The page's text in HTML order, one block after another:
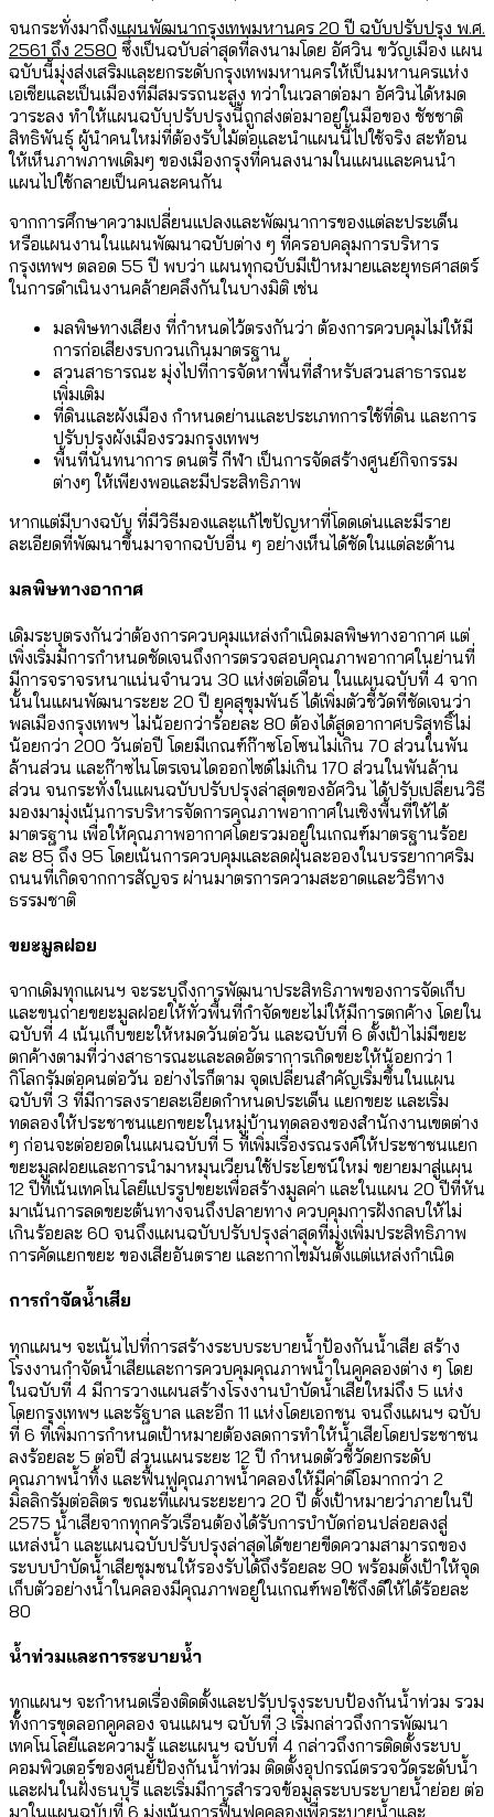
จนกระทั่งมาถึงแผนพัฒนากรุงเทพมหานคร 20 ปี ฉบับปรับปรุง พ.ศ.
2561 ถึง 2580 ซึ่งเป็นฉบับล่าสุดที่ลงนามโดย อัศวิน ขวัญเมือง แผน
ฉบับนี้มุ่งส่งเสริมและยกระดับกรุงเทพมหานครให้เป็นมหานครแห่ง
เอเชียและเป็นเมืองที่มีสมรรถนะสูง ทว่าในเวลาต่อมา อัศวินได้หมด
วาระลง ทำให้แผนฉบับปรับปรุงนี้ถูกส่งต่อมาอยู่ในมือของ ชัชชาติ
สิทธิพันธุ์ ผู้นำคนใหม่ที่ต้องรับไม้ต่อและนำแผนนี้ไปใช้จริง สะท้อน
ให้เห็นภาพภาพเดิมๆ ของเมืองกรุงที่คนลงนามในแผนและคนนำ
แผนไปใช้กลายเป็นคนละคนกัน
จากการศึกษาความเปลี่ยนแปลงและพัฒนาการของแต่ละประเด็น
หรือแผนงานในแผนพัฒนาฉบับต่าง ๆ ที่ครอบคลุมการบริหาร
กรุงเทพฯ ตลอด 55 ปี พบว่า แผนทุกฉบับมีเป้าหมายและยุทธศาสตร์
ในการดำเนินงานคล้ายคลึงกันในบางมิติ เช่น
มลพิษทางเสียง ที่กำหนดไว้ตรงกันว่า ต้องการควบคุมไม่ให้มี
การก่อเสียงรบกวนเกินมาตรฐาน
สวนสาธารณะ มุ่งไปที่การจัดหาพื้นที่สำหรับสวนสาธารณะ
เพิ่มเติม
ที่ดินและผังเมือง กำหนดย่านและประเภทการใช้ที่ดิน และการ
ปรับปรุงผังเมืองรวมกรุงเทพฯ
พื้นที่นันทนาการ ดนตรี กีฬา เป็นการจัดสร้างศูนย์กิจกรรม
ต่างๆ ให้เพียงพอและมีประสิทธิภาพ
หากแต่มีบางฉบับ ที่มีวิธีมองและแก้ไขปัญหาที่โดดเด่นและมีราย
ละเอียดที่พัฒนาขึ้นมาจากฉบับอื่น ๆ อย่างเห็นได้ชัดในแต่ละด้าน
มลพิษทางอากาศ
เดิมระบุตรงกันว่าต้องการควบคุมแหล่งกำเนิดมลพิษทางอากาศ แต่
เพิ่งเริ่มมีการกำหนดชัดเจนถึงการตรวจสอบคุณภาพอากาศในย่านที่
มีการจราจรหนาแน่นจำนวน 30 แห่งต่อเดือน ในแผนฉบับที่ 4 จาก
นั้นในแผนพัฒนาระยะ 20 ปี ยุคสุขุมพันธ์ ได้เพิ่มตัวชี้วัดที่ชัดเจนว่า
พลเมืองกรุงเทพฯ ไม่น้อยกว่าร้อยละ 80 ต้องได้สูดอากาศบริสุทธิ์ไม่
น้อยกว่า 200 วันต่อปี โดยมีเกณฑ์ก๊าซโอโซนไม่เกิน 70 ส่วนในพัน
ล้านส่วน และก๊าซไนโตรเจนไดออกไซด์ไม่เกิน 170 ส่วนในพันล้าน
ส่วน จนกระทั่งในแผนฉบับปรับปรุงล่าสุดของอัศวิน ได้ปรับเปลี่ยนวิธี
มองมามุ่งเน้นการบริหารจัดการคุณภาพอากาศในเชิงพื้นที่ให้ได้
มาตรฐาน เพื่อให้คุณภาพอากาศโดยรวมอยู่ในเกณฑ์มาตรฐานร้อย
ละ 85 ถึง 95 โดยเน้นการควบคุมและลดฝุ่นละอองในบรรยากาศริม
ถนนที่เกิดจากการสัญจร ผ่านมาตรการความสะอาดและวิธีทาง
ธรรมชาติ
ขยะมูลฝอย
จากเดิมทุกแผนฯ จะระบุถึงการพัฒนาประสิทธิภาพของการจัดเก็บ
และขนถ่ายขยะมูลฝอยให้ทั่วพื้นที่กำจัดขยะไม่ให้มีการตกค้าง โดยใน
ฉบับที่ 4 เน้นเก็บขยะให้หมดวันต่อวัน และฉบับที่ 6 ตั้งเป้าไม่มีขยะ
ตกค้างตามที่ว่างสาธารณะและลดอัตราการเกิดขยะให้น้อยกว่า 1
กิโลกรัมต่อคนต่อวัน อย่างไรก็ตาม จุดเปลี่ยนสำคัญเริ่มขึ้นในแผน
ฉบับที่ 3 ที่มีการลงรายละเอียดกำหนดประเด็น แยกขยะ และเริ่ม
ทดลองให้ประชาชนแยกขยะในหมู่บ้านทดลองของสำนักงานเขตต่าง
ๆ ก่อนจะต่อยอดในแผนฉบับที่ 5 ที่เพิ่มเรื่องรณรงค์ให้ประชาชนแยก
ขยะมูลฝอยและการนำมาหมุนเวียนใช้ประโยชน์ใหม่ ขยายมาสู่แผน
12 ปีที่เน้นเทคโนโลยีแปรรูปขยะเพื่อสร้างมูลค่า และในแผน 20 ปีที่หัน
มาเน้นการลดขยะต้นทางจนถึงปลายทาง ควบคุมการฝังกลบให้ไม่
เกินร้อยละ 60 จนถึงแผนฉบับปรับปรุงล่าสุดที่มุ่งเพิ่มประสิทธิภาพ
การคัดแยกขยะ ของเสียอันตราย และกากไขมันตั้งแต่แหล่งกำเนิด
การกำจัดน้ำเสีย
ทุกแผนฯ จะเน้นไปที่การสร้างระบบระบายน้ำป้องกันน้ำเสีย สร้าง
โรงงานกำจัดน้ำเสียและการควบคุมคุณภาพน้ำในคูคลองต่าง ๆ โดย
ในฉบับที่ 4 มีการวางแผนสร้างโรงงานบำบัดน้ำเสียใหม่ถึง 5 แห่ง
โดยกรุงเทพฯ และรัฐบาล และอีก 11 แห่งโดยเอกชน จนถึงแผนฯ ฉบับ
ที่ 6 ที่เพิ่มการกำหนดเป้าหมายต้องลดการทำให้น้ำเสียโดยประชาชน
ลงร้อยละ 5 ต่อปี ส่วนแผนระยะ 12 ปี กำหนดตัวชี้วัดยกระดับ
คุณภาพน้ำทิ้ง และฟื้นฟูคุณภาพน้ำคลองให้มีค่าดีโอมากกว่า 2
มิลลิกรัมต่อลิตร ขณะที่แผนระยะยาว 20 ปี ตั้งเป้าหมายว่าภายในปี
2575 น้ำเสียจากทุกครัวเรือนต้องได้รับการบำบัดก่อนปล่อยลงสู่
แหล่งน้ำ และแผนฉบับปรับปรุงล่าสุดได้ขยายขีดความสามารถของ
ระบบบำบัดน้ำเสียชุมชนให้รองรับได้ถึงร้อยละ 90 พร้อมตั้งเป้าให้จุด
เก็บตัวอย่างน้ำในคลองมีคุณภาพอยู่ในเกณฑ์พอใช้ถึงดีให้ได้ร้อยละ
80
น้ำท่วมและการระบายน้ำ
ทุกแผนฯ จะกำหนดเรื่องติดตั้งและปรับปรุงระบบป้องกันน้ำท่วม รวม
ทั้งการขุดลอกคูคลอง จนแผนฯ ฉบับที่ 3 เริ่มกล่าวถึงการพัฒนา
เทคโนโลยีและความรู้ และแผนฯ ฉบับที่ 4 กล่าวถึงการติดตั้งระบบ
คอมพิวเตอร์ของศูนย์ป้องกันน้ำท่วม ติดตั้งอุปกรณ์ตรวจวัดระดับน้ำ
และฝนในฝั่งธนบุรี และเริ่มมีการสำรวจข้อมูลระบบระบายน้ำย่อย ต่อ
มาในแผนฉบับที่ 6 มุ่งเน้นการฟื้นฟูคูคลองเพื่อระบายน้ำและ